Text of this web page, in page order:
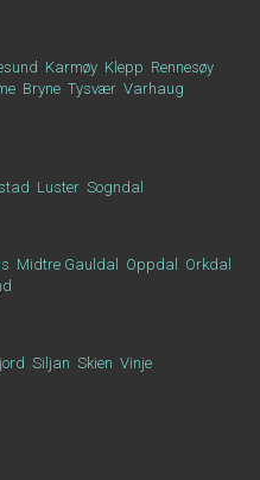
Karmøy Klepp Rennesøy
Bryne Tysvær Varhaug
Luster Sogndal
Midtre Gauldal Oppdal
Orkdal
Siljan Skien Vinje